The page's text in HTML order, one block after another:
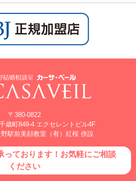
〒380-0822
歳町849-4 エクセレントビル4F
駅前美顔教室（有）紅桜 併設
っております！お気軽にご相談
ください